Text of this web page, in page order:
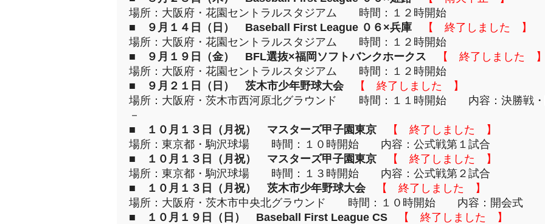
場所：大阪府・花園セントラルスタジアム 時間：１２時開始
■
９月１４日（日） Baseball First League ０６×兵庫
【 終了しました 】
場所：大阪府・花園セントラルスタジアム 時間：１２時開始
■
９月１９日（金） BFL選抜×福岡ソフトバンクホークス
【 終了しました 】
場所：大阪府・花園セントラルスタジアム 時間：１２時開始
■
９月２１日（日） 茨木市少年野球大会
【 終了しました 】
場所：大阪府・茨木市西河原北グラウンド 時間：１１時開始 内容：決勝戦・
－
■
１０月１３日（月祝） マスターズ甲子園東京
【 終了しました 】
場所：東京都・駒沢球場 時間：１０時開始 内容：公式戦第１試合
■
１０月１３日（月祝） マスターズ甲子園東京
【 終了しました 】
場所：東京都・駒沢球場 時間：１３時開始 内容：公式戦第２試合
■
１０月１３日（月祝） 茨木市少年野球大会
【 終了しました 】
場所：大阪府・茨木市中央北グラウンド 時間：１０時開始 内容：開会式
■
１０月１９日（日） Baseball First League CS
【 終了しました 】